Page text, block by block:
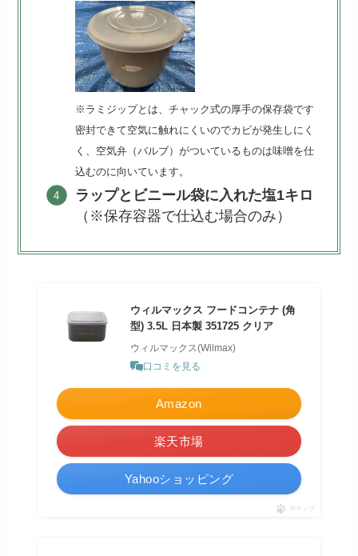
※ラミジップとは、チャック式の厚手の保存袋です
密封できて空気に触れにくいのでカビが発生しにく
く、空気弁（バルブ）がついているものは味噌を仕
込むのに向いています。
ラップとビニール袋に入れた塩1キロ
（※保存容器で仕込む場合のみ）
ウィルマックス フードコンテナ (角
型) 3.5L 日本製 351725 クリア
ウィルマックス(Wilmax)
口コミを見る
Amazon
楽天市場
Yahooショッピング
ポチップ